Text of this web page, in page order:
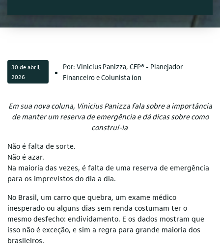
30 de abril,
2026
Por: Vinicius Panizza, CFP® - Planejador
Financeiro e Colunista íon
Em sua nova coluna, Vinicius Panizza fala sobre a importância
de manter um reserva de emergência e dá dicas sobre como
construí-la
Não é falta de sorte.
Não é azar.
Na maioria das vezes, é falta de uma reserva de emergência
para os imprevistos do dia a dia.
No Brasil, um carro que quebra, um exame médico
inesperado ou alguns dias sem renda costumam ter o
mesmo desfecho: endividamento. E os dados mostram que
isso não é exceção, e sim a regra para grande maioria dos
brasileiros.